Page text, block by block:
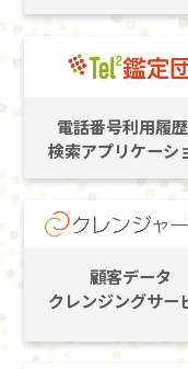
電話番号利用履
検索アプリケーシ
顧客データ
クレンジングサー